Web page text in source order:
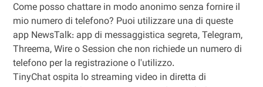
Come posso chattare in modo anonimo senza fornire il
mio numero di telefono? Puoi utilizzare una di queste
app NewsTalk: app di messaggistica segreta, Telegram,
Threema, Wire o Session che non richiede un numero di
telefono per la registrazione o l'utilizzo.
TinyChat ospita lo streaming video in diretta di